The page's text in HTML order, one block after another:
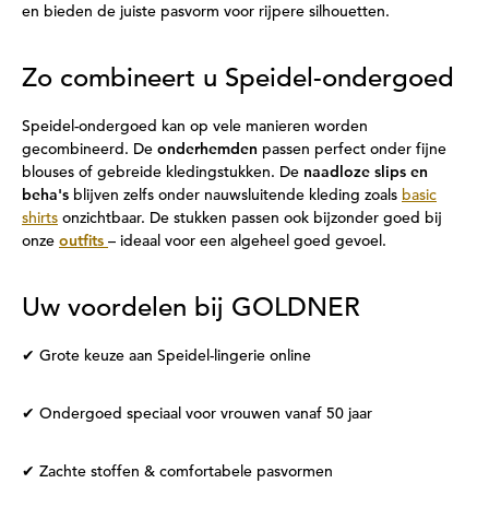
en bieden de juiste pasvorm voor rijpere silhouetten.
Zo combineert u Speidel-ondergoed
Speidel-ondergoed kan op vele manieren worden
gecombineerd. De onderhemden passen perfect onder fijne
blouses of gebreide kledingstukken. De naadloze slips en
beha's blijven zelfs onder nauwsluitende kleding zoals basic
shirts onzichtbaar. De stukken passen ook bijzonder goed bij
onze outfits – ideaal voor een algeheel goed gevoel.
Uw voordelen bij GOLDNER
✔ Grote keuze aan Speidel-lingerie online
✔ Ondergoed speciaal voor vrouwen vanaf 50 jaar
✔ Zachte stoffen & comfortabele pasvormen